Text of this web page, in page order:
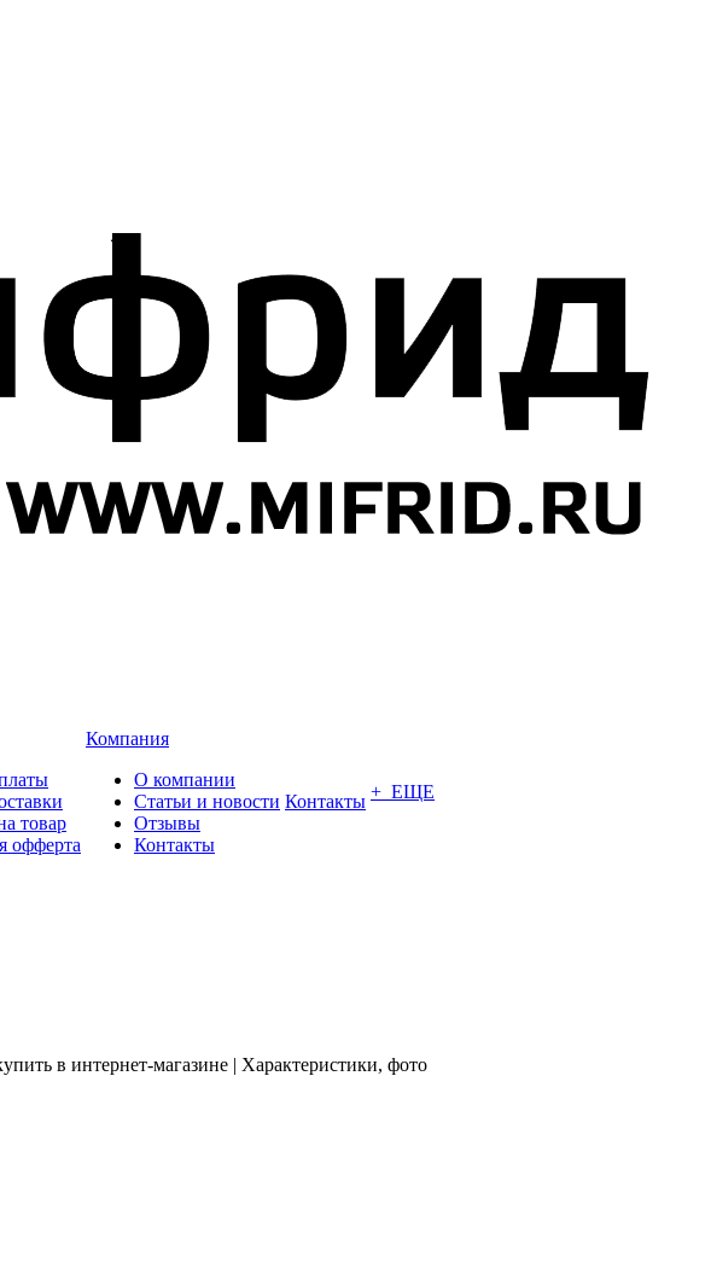
товар
офферта
Компания
О компании
Статьи и новости
Отзывы
Контакты
Контакты + ЕЩЕ
в интернет-магазине | Характеристики, фото